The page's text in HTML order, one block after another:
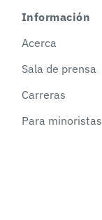
Información
Acerca
Sala de prensa
Carreras
Para minoristas